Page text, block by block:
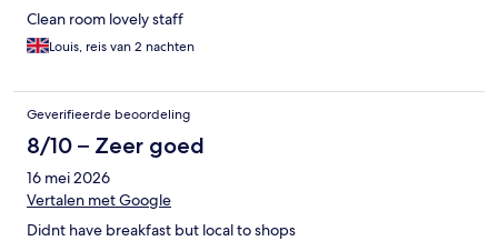
Clean room lovely staff
Louis, reis van 2 nachten
Geverifieerde beoordeling
8/10 – Zeer goed
16 mei 2026
Vertalen met Google
Didnt have breakfast but local to shops